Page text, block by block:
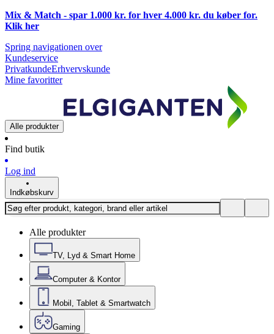
Mix & Match - spar 1.000 kr. for hver 4.000 kr. du køber for.
Klik her
Spring navigationen over
Kundeservice
PrivatkundeErhvervskunde
Mine favoritter
Alle produkter
Find butik
Log ind
Indkøbskurv
Alle produkter
TV, Lyd & Smart Home
Computer & Kontor
Mobil, Tablet & Smartwatch
Gaming